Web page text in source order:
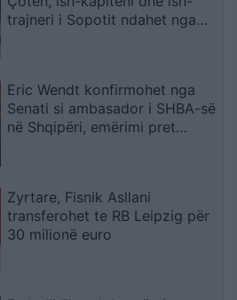
trajneri i Sopotit ndahet nga
Eric Wendt konfirmohet nga
Senati si ambasador i SHBA-së
në Shqipëri, emërimi pret
Zyrtare, Fisnik Asllani
transferohet te RB Leipzig për
30 milionë euro